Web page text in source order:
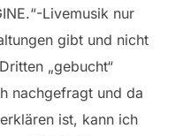
Livemusik nur
gibt und nicht
„gebucht“
nachgefragt und da
ist, kann ich